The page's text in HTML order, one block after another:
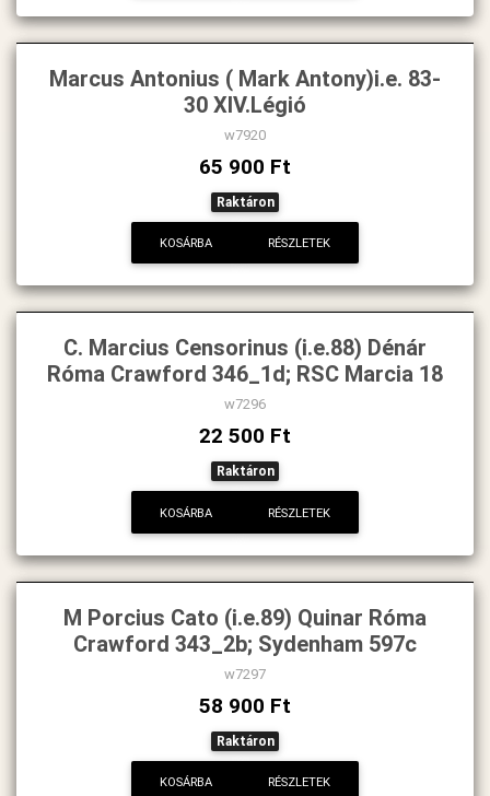
Marcus Antonius ( Mark Antony)i.e. 83-
30 XIV.Légió
w7920
65 900 Ft
Raktáron
KOSÁRBA RÉSZLETEK
C. Marcius Censorinus (i.e.88) Dénár
Róma Crawford 346_1d; RSC Marcia 18
w7296
22 500 Ft
Raktáron
KOSÁRBA RÉSZLETEK
M Porcius Cato (i.e.89) Quinar Róma
Crawford 343_2b; Sydenham 597c
w7297
58 900 Ft
Raktáron
KOSÁRBA RÉSZLETEK